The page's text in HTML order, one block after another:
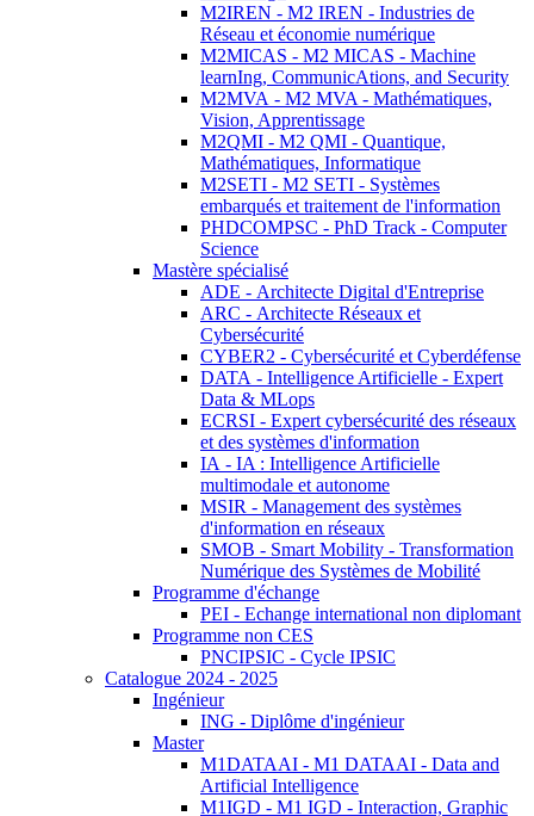
M2IREN - M2 IREN - Industries de
Réseau et économie numérique
M2MICAS - M2 MICAS - Machine
learnIng, CommunicAtions, and Security
M2MVA - M2 MVA - Mathématiques,
Vision, Apprentissage
M2QMI - M2 QMI - Quantique,
Mathématiques, Informatique
M2SETI - M2 SETI - Systèmes
embarqués et traitement de l'information
PHDCOMPSC - PhD Track - Computer
Science
Mastère spécialisé
ADE - Architecte Digital d'Entreprise
ARC - Architecte Réseaux et
Cybersécurité
CYBER2 - Cybersécurité et Cyberdéfense
DATA - Intelligence Artificielle - Expert
Data & MLops
ECRSI - Expert cybersécurité des réseaux
et des systèmes d'information
IA - IA : Intelligence Artificielle
multimodale et autonome
MSIR - Management des systèmes
d'information en réseaux
SMOB - Smart Mobility - Transformation
Numérique des Systèmes de Mobilité
Programme d'échange
PEI - Echange international non diplomant
Programme non CES
PNCIPSIC - Cycle IPSIC
Catalogue 2024 - 2025
Ingénieur
ING - Diplôme d'ingénieur
Master
M1DATAAI - M1 DATAAI - Data and
Artificial Intelligence
M1IGD - M1 IGD - Interaction, Graphic